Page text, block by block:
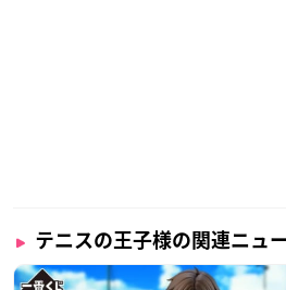
テニスの王子様の関連ニュ